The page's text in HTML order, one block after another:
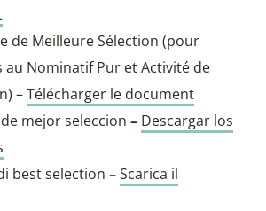
de Meilleure Sélection (pour
au Nominatif Pur et Activité de
–Télécharger le document
de mejor seleccion – Descargar los
best selection –Scarica il